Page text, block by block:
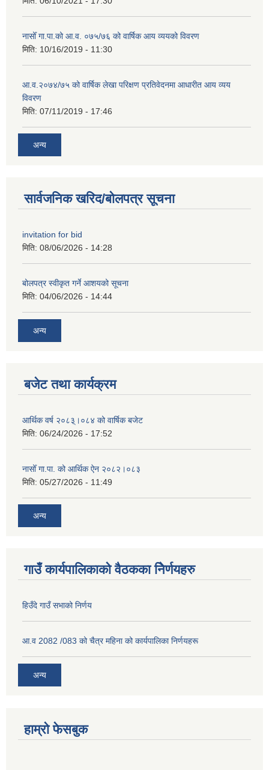
नासोँ गा.पा.को आ.व. ०७५/७६ को वार्षिक आय व्ययको विवरण
मिति: 10/16/2019 - 11:30
आ.व.२०७४/७५ को वार्षिक लेखा परिक्षण प्रतिवेदनमा आधारीत आय व्यय
विवरण
मिति: 07/11/2019 - 17:46
अन्य
सार्वजनिक खरिद/बोलपत्र सूचना
invitation for bid
मिति: 08/06/2026 - 14:28
बोलपत्र स्वीकृत गर्ने आशयको सूचना
मिति: 04/06/2026 - 14:44
अन्य
बजेट तथा कार्यक्रम
आर्थिक वर्ष २०८३्।०८४ को वार्षिक बजेट
मिति: 06/24/2026 - 17:52
नासोँ गा.पा. को आर्थिक ऐन २०८२।०८३
मिति: 05/27/2026 - 11:49
अन्य
गाउँ कार्यपालिकाको वैठकका निेर्णयहरु
हिउँदे गाउँ सभाको निर्णय
आ.व 2082 /083 को चैत्र महिना को कार्यपालिका निर्णयहरू
अन्य
हाम्रो फेसबुक